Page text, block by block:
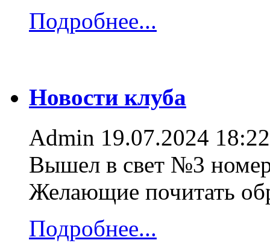
Подробнее...
Новости клуба
Admin 19.07.2024 18:22
Вышел в свет №3
Желающие почитать
Подробнее...